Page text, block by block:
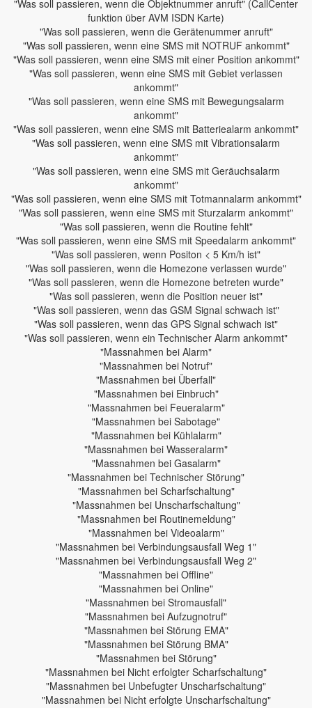
"Was soll passieren, wenn die Objektnummer anruft" (CallCenter
funktion über AVM ISDN Karte)
"Was soll passieren, wenn die Gerätenummer anruft"
"Was soll passieren, wenn eine SMS mit NOTRUF ankommt"
"Was soll passieren, wenn eine SMS mit einer Position ankommt"
"Was soll passieren, wenn eine SMS mit Gebiet verlassen
ankommt"
"Was soll passieren, wenn eine SMS mit Bewegungsalarm
ankommt"
"Was soll passieren, wenn eine SMS mit Batteriealarm ankommt"
"Was soll passieren, wenn eine SMS mit Vibrationsalarm
ankommt"
"Was soll passieren, wenn eine SMS mit Geräuchsalarm
ankommt"
"Was soll passieren, wenn eine SMS mit Totmannalarm ankommt"
"Was soll passieren, wenn eine SMS mit Sturzalarm ankommt"
"Was soll passieren, wenn die Routine fehlt"
"Was soll passieren, wenn eine SMS mit Speedalarm ankommt"
"Was soll passieren, wenn Positon < 5 Km/h ist"
"Was soll passieren, wenn die Homezone verlassen wurde"
"Was soll passieren, wenn die Homezone betreten wurde"
"Was soll passieren, wenn die Position neuer ist"
"Was soll passieren, wenn das GSM Signal schwach ist"
"Was soll passieren, wenn das GPS Signal schwach ist"
"Was soll passieren, wenn ein Technischer Alarm ankommt"
"Massnahmen bei Alarm"
"Massnahmen bei Notruf"
"Massnahmen bei Überfall"
"Massnahmen bei Einbruch"
"Massnahmen bei Feueralarm"
"Massnahmen bei Sabotage"
"Massnahmen bei Kühlalarm"
"Massnahmen bei Wasseralarm"
"Massnahmen bei Gasalarm"
"Massnahmen bei Technischer Störung"
"Massnahmen bei Scharfschaltung"
"Massnahmen bei Unscharfschaltung"
"Massnahmen bei Routinemeldung"
"Massnahmen bei Videoalarm"
"Massnahmen bei Verbindungsausfall Weg 1"
"Massnahmen bei Verbindungsausfall Weg 2"
"Massnahmen bei Offline"
"Massnahmen bei Online"
"Massnahmen bei Stromausfall"
"Massnahmen bei Aufzugnotruf"
"Massnahmen bei Störung EMA"
"Massnahmen bei Störung BMA"
"Massnahmen bei Störung"
"Massnahmen bei Nicht erfolgter Scharfschaltung"
"Massnahmen bei Unbefugter Unscharfschaltung"
"Massnahmen bei Nicht erfolgte Unscharfschaltung"